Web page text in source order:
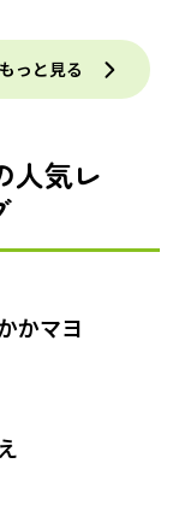
っと見る
人気レ
かマヨ